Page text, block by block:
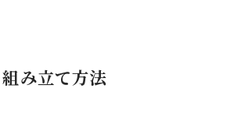
組み立て方法